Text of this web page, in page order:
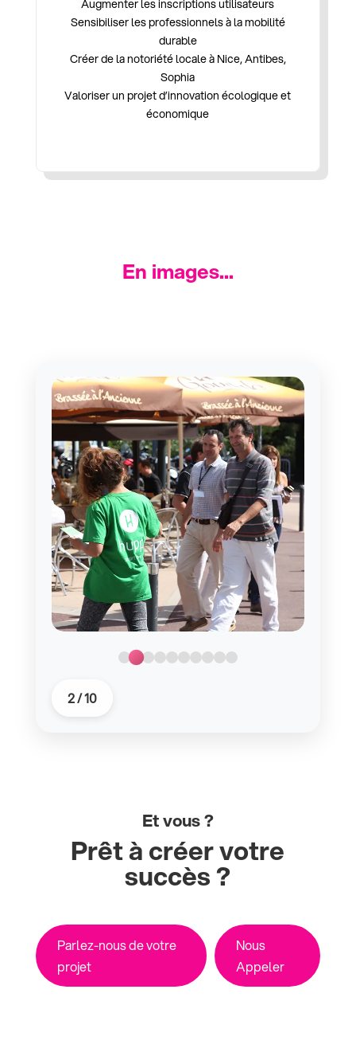
Augmenter les inscriptions utilisateurs
Sensibiliser les professionnels à la mobilité
durable
Créer de la notoriété locale à Nice, Antibes,
Sophia
Valoriser un projet d’innovation écologique et
économique
En images...
2/10
Et vous ?
Prêt à créer votre
succès ?
Parlez-nous de votre
projet
Nous
Appeler